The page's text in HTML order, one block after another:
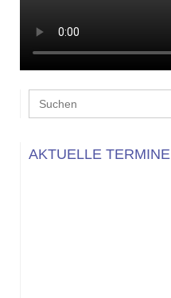
Search
for:
AKTUELLE TERMINE